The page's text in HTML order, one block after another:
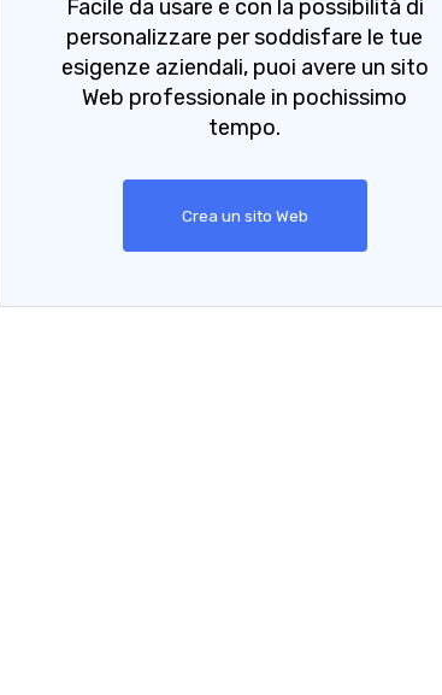
Facile da usare e con la possibilità di
personalizzare per soddisfare le tue
esigenze aziendali, puoi avere un sito
Web professionale in pochissimo
tempo.
Crea un sito Web